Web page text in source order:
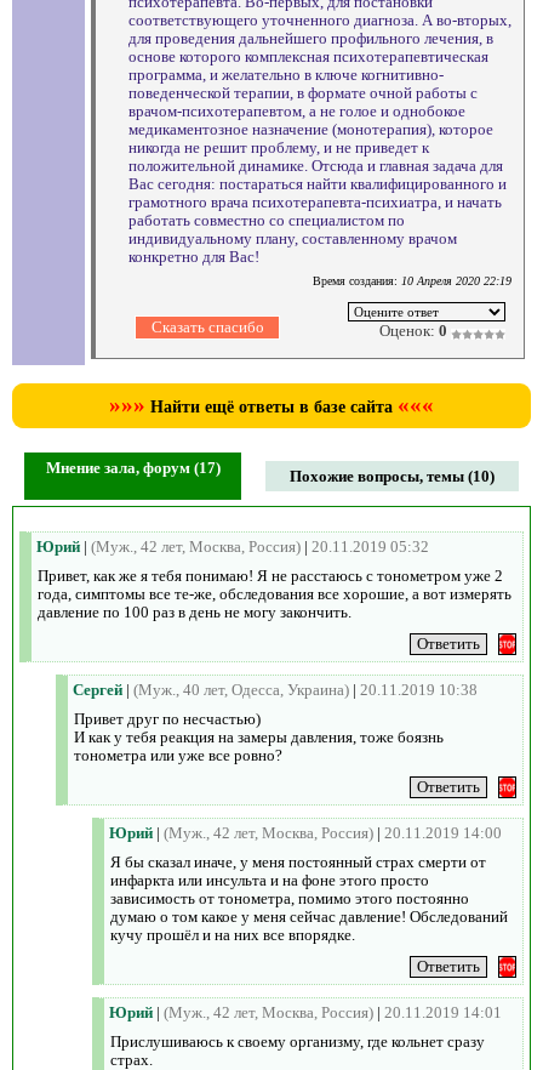
соответствующего уточненного диагноза. А во-вторых,
для проведения дальнейшего профильного лечения, в
основе которого комплексная психотерапевтическая
программа, и желательно в ключе когнитивно-
поведенческой терапии, в формате очной работы с
врачом-психотерапевтом, а не голое и однобокое
медикаментозное назначение (монотерапия), которое
никогда не решит проблему, и не приведет к
положительной динамике. Отсюда и главная задача для
Вас сегодня: постараться найти квалифицированного и
грамотного врача психотерапевта-психиатра, и начать
работать совместно со специалистом по
индивидуальному плану, составленному врачом
конкретно для Вас!
Время создания: 10 Апреля 2020 22:19
Оценок: 0
»»» Найти ещё ответы в базе сайта «««
Мнение зала, форум (17) Похожие вопросы, темы (10)
Юрий | (Муж., 42 лет, Москва, Россия) | 20.11.2019 05:32
Привет, как же я тебя понимаю! Я не расстаюсь с тонометром уже 2
года, симптомы все те-же, обследования все хорошие, а вот измерять
давление по 100 раз в день не могу закончить.
Сергей | (Муж., 40 лет, Одесса, Украина) | 20.11.2019 10:38
Привет друг по несчастью)
И как у тебя реакция на замеры давления, тоже боязнь
тонометра или уже все ровно?
Юрий | (Муж., 42 лет, Москва, Россия) | 20.11.2019 14:00
Я бы сказал иначе, у меня постоянный страх смерти от
инфаркта или инсульта и на фоне этого просто
зависимость от тонометра, помимо этого постоянно
думаю о том какое у меня сейчас давление! Обследований
кучу прошёл и на них все впорядке.
Юрий | (Муж., 42 лет, Москва, Россия) | 20.11.2019 14:01
Прислушиваюсь к своему организму, где кольнет сразу
страх.